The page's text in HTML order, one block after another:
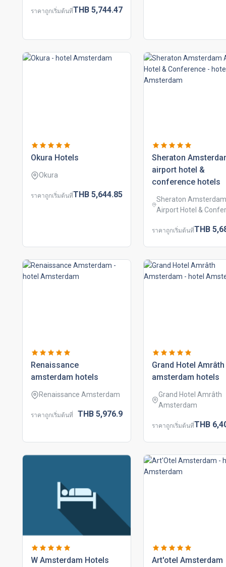
ราคาถูกเริ่มต้นที่THB 5,744.47
okura hotels
Okura
ราคาถูกเริ่มต้นที่THB 5,644.85
sheraton
airport hotel &
conference hotels
Sheraton Amsterdam
Airport Hotel &
ราคาถูกเริ่มต้นที่THB
renaissance
amsterdam hotels
Renaissance Amsterdam
ราคาถูกเริ่มต้นที่ THB 5,976.9
grand hotel amrâth
amsterdam hotels
Grand Hotel Amrâth
Amsterdam
ราคาถูกเริ่มต้นที่THB
w amsterdam hotels
art'otel amsterdam